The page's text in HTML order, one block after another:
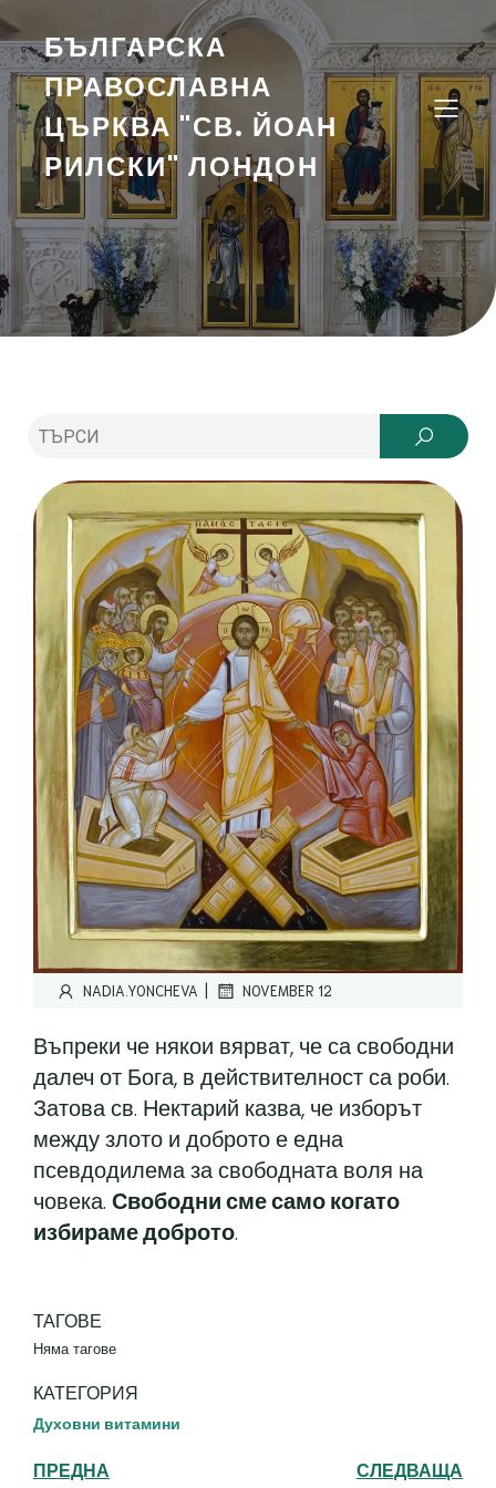
БЪЛГАРСКА
ПРАВОСЛАВНА
ЦЪРКВА "СВ. ЙОАН
РИЛСКИ" ЛОНДОН
NADIA.YONCHEVA | NOVEMBER 12
Въпреки че някои вярват, че са свободни
далеч от Бога, в действителност са роби.
Затова св. Нектарий казва, че изборът
между злото и доброто е една
псевдодилема за свободната воля на
човека. Свободни сме само когато
избираме доброто.
ТАГОВЕ
Няма тагове
КАТЕГОРИЯ
Духовни витамини
ПРЕДНА СЛЕДВАЩА